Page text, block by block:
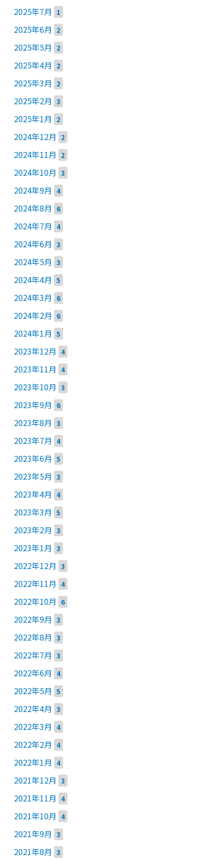
2025年7月 1
2025年6月 2
2025年5月 2
2025年4月 2
2025年3月 2
2025年2月 3
2025年1月 2
2024年12月 2
2024年11月 2
2024年10月 3
2024年9月 4
2024年8月 6
2024年7月 4
2024年6月 3
2024年5月 3
2024年4月 5
2024年3月 6
2024年2月 6
2024年1月 5
2023年12月 4
2023年11月 4
2023年10月 3
2023年9月 6
2023年8月 3
2023年7月 4
2023年6月 5
2023年5月 3
2023年4月 4
2023年3月 5
2023年2月 3
2023年1月 3
2022年12月 3
2022年11月 4
2022年10月 6
2022年9月 3
2022年8月 3
2022年7月 3
2022年6月 4
2022年5月 5
2022年4月 3
2022年3月 4
2022年2月 4
2022年1月 4
2021年12月 3
2021年11月 4
2021年10月 4
2021年9月 3
2021年8月 3